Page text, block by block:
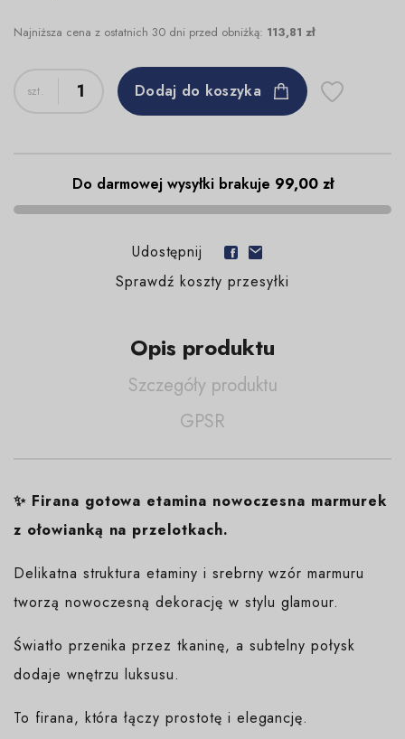
Najniższa cena z ostatnich 30 dni przed obniżką: 113,81 zł
Dodaj do koszyka
Do darmowej wysyłki brakuje 99,00 zł
Udostępnij
Sprawdź koszty przesyłki
Opis produktu
Szczegóły produktu
GPSR
✨ Firana gotowa etamina nowoczesna marmurek
z ołowianką na przelotkach.
Delikatna struktura etaminy i srebrny wzór marmuru
tworzą nowoczesną dekorację w stylu glamour.
Światło przenika przez tkaninę, a subtelny połysk
dodaje wnętrzu luksusu.
To firana, która łączy prostotę i elegancję.